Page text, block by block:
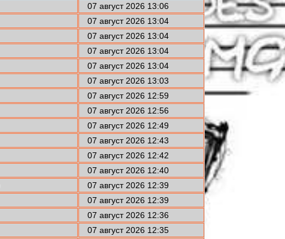
07 август 2026 13:06
07 август 2026 13:04
07 август 2026 13:04
07 август 2026 13:04
07 август 2026 13:04
07 август 2026 13:03
07 август 2026 12:59
07 август 2026 12:56
07 август 2026 12:49
07 август 2026 12:43
07 август 2026 12:42
07 август 2026 12:40
07 август 2026 12:39
07 август 2026 12:39
07 август 2026 12:36
07 август 2026 12:35